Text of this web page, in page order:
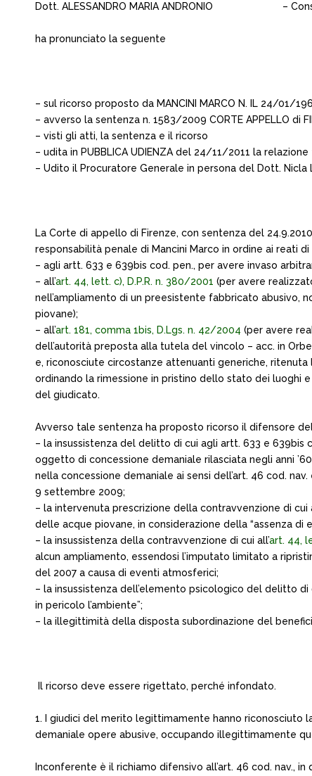
Dott. ALESSANDRO MARIA ANDRONIO
–
ha pronunciato la seguente
– sul ricorso proposto da MANCINI MARCO N. IL 24/01/
– avverso la sentenza n. 1583/2009 CORTE APPELLO di
– visti gli atti, la sentenza e il ricorso
– udita in PUBBLICA UDIENZA del 24/11/2011 la
– Udito il Procuratore Generale in persona del Dott.
La Corte di appello di Firenze, con sentenza del
responsabilità penale di Mancini Marco in ordine ai reati di
– agli artt. 633 e 639bis cod. pen., per avere invaso
– all’art. 44, lett. c), D.P.R. n. 380/2001 (per avere
nell’ampliamento di un preesistente fabbricato abusivo,
piovane);
– all’art. 181, comma 1bis, D.Lgs. n. 42/2004 (per avere
dell’autorità preposta alla tutela del vincolo – acc. in
e, riconosciute circostanze attenuanti generiche,
ordinando la rimessione in pristino dello stato dei luoghi
del giudicato.
Avverso tale sentenza ha proposto ricorso il difensore
– la insussistenza del delitto di cui agli artt. 633 e
oggetto di concessione demaniale rilasciata negli anni
nella concessione demaniale ai sensi dell’art. 46 cod.
9 settembre 2009;
– la intervenuta prescrizione della contravvenzione di cui
delle acque piovane, in considerazione della “assenza
– la insussistenza della contravvenzione di cui all’art. 44,
alcun ampliamento, essendosi l’imputato limitato a
del 2007 a causa di eventi atmosferici;
– la insussistenza dell’elemento psicologico del delitto di
in pericolo l’ambiente”;
– la illegittimità della disposta subordinazione del
Il ricorso deve essere rigettato, perché infondato.
1. I giudici del merito legittimamente hanno riconosciuto
demaniale opere abusive, occupando illegittimamente
Inconferente è il richiamo difensivo all’art. 46 cod. nav.,